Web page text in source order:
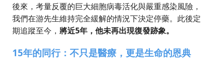
後來，考量反覆的巨大細胞病毒活化與嚴重感染風險，
我們在游先生維持完全緩解的情況下決定停藥。此後定
期追蹤至今， 將近5年，他未再出現復發跡象。
15年的同行：不只是醫療，更是生命的恩典